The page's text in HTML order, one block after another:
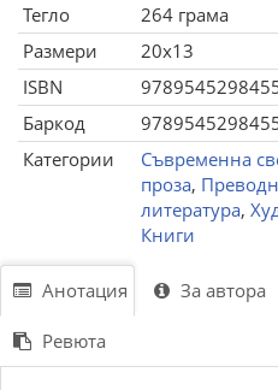
Тегло
264 грама
Размери
20x13
ISBN
Баркод
Категории
Съвременна
проза,
литература,
Книги
Анотация За автора
Ревюта